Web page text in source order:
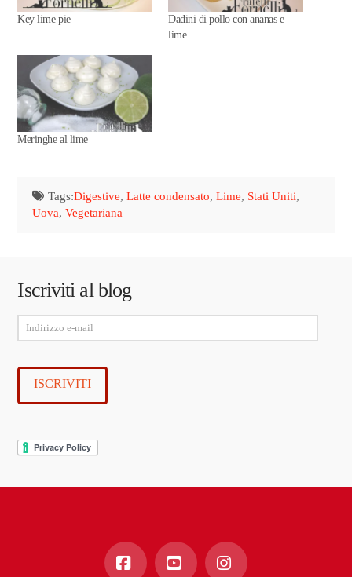
Key lime pie
Dadini di pollo con ananas e
lime
Meringhe al lime
Tags:Digestive, Latte condensato, Lime, Stati Uniti,
Uova,Vegetariana
Iscriviti al blog
Indirizzo
e-
mail
ISCRIVITI